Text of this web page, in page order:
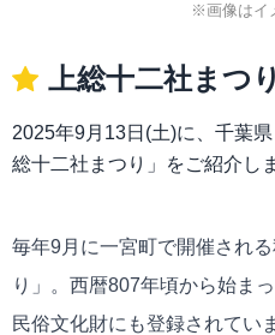
※画像はイ
上総十二社まつ
2025年9月13日(土)に、千葉
総十二社まつり」をご紹介し
毎年9月に一宮町で開催され
り」。西暦807年頃から始ま
民俗文化財にも登録されてい